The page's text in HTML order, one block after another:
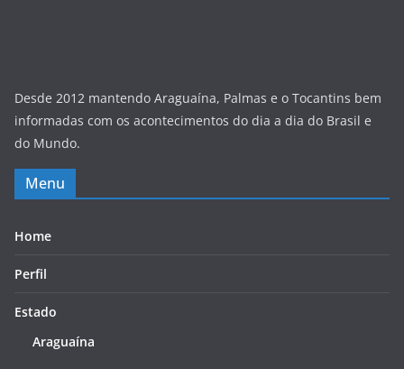
Desde 2012 mantendo Araguaína, Palmas e o Tocantins bem
informadas com os acontecimentos do dia a dia do Brasil e
do Mundo.
Menu
Home
Perfil
Estado
Araguaína